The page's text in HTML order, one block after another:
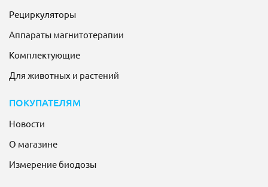
Рециркуляторы
Аппараты магнитотерапии
Комплектующие
Для животных и растений
ПОКУПАТЕЛЯМ
Новости
О магазине
Измерение биодозы